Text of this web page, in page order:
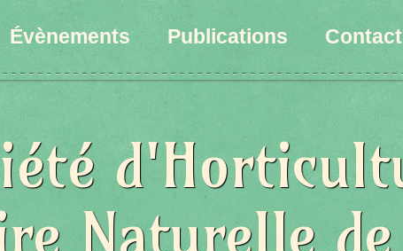
Évènements Publications Contact
Naturelle